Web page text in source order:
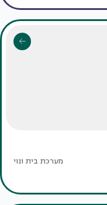
מערכת בית ונוי